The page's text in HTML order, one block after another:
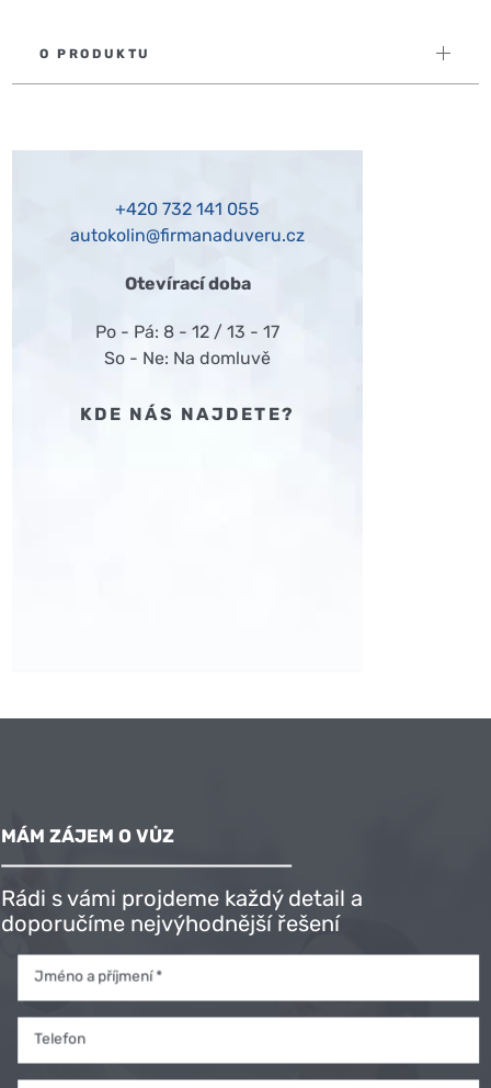
O PRODUKTU
+420732 141 055
autokolin@firmanaduveru.cz
Otevírací doba
Po - Pá: 8 - 12 / 13 - 17
So - Ne: Na domluvě
KDE NÁS NAJDETE?
MÁM ZÁJEM O VŮZ
Rádi s vámi projdeme každý detail a
doporučíme nejvýhodnější řešení
Jméno a příjmení *
Telefon